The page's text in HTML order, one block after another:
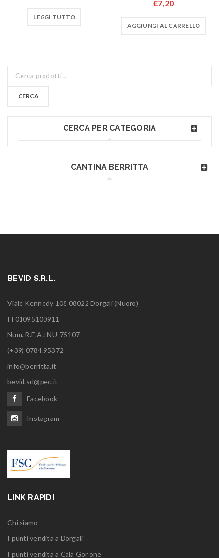
LEGGI TUTTO
€7,20
AGGIUNGI AL CARRELLO
CERCA
CERCA PER CATEGORIA
CANTINA BERRITTA
BEVID S.R.L.
Viale Kennedy 108 08022 Dorgali (Nuoro)
IT01095100911
Num. R.E.A.: NU-75107
(+39) 0784.95372
info@berritta.it
bevid.srl@pec.it
Facebook
Instagram
LINK RAPIDI
Chi siamo
I punti vendita a Dorgali
I punti vendita a Cala Gonone